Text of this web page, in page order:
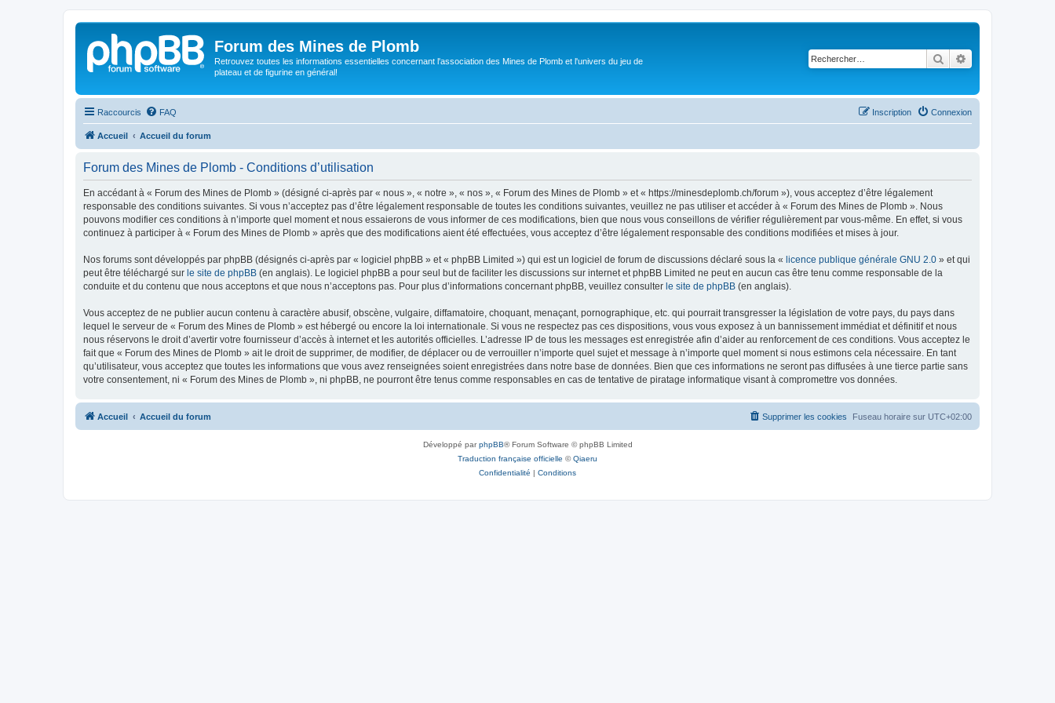
Forum des Mines de Plomb
Retrouvez toutes les informations essentielles concernant l'association des Mines de Plomb et l'univers du jeu de
plateau et de figurine en général!
Rechercher
Raccourcis FAQ Connexion
Inscription
Accueil Accueil du forum
Forum des Mines de Plomb - Conditions d’utilisation
En accédant à « Forum des Mines de Plomb » (désigné ci-après par « nous », « notre », « nos », « Forum des Mines de Plomb » et « https://minesdeplomb.ch/forum »), vous acceptez d’être légalement
responsable des conditions suivantes. Si vous n’acceptez pas d’être légalement responsable de toutes les conditions suivantes, veuillez ne pas utiliser et accéder à « Forum des Mines de Plomb ». Nous
pouvons modifier ces conditions à n’importe quel moment et nous essaierons de vous informer de ces modifications, bien que nous vous conseillons de vérifier régulièrement par vous-même. En effet, si vous
continuez à participer à « Forum des Mines de Plomb » après que des modifications aient été effectuées, vous acceptez d’être légalement responsable des conditions modifiées et mises à jour.
Nos forums sont développés par phpBB (désignés ci-après par « logiciel phpBB » et « phpBB Limited ») qui est un logiciel de forum de discussions déclaré sous la « licence publique générale GNU 2.0 » et qui
peut être téléchargé sur le site de phpBB (en anglais). Le logiciel phpBB a pour seul but de faciliter les discussions sur internet et phpBB Limited ne peut en aucun cas être tenu comme responsable de la
conduite et du contenu que nous acceptons et que nous n’acceptons pas. Pour plus d’informations concernant phpBB, veuillez consulter le site de phpBB (en anglais).
Vous acceptez de ne publier aucun contenu à caractère abusif, obscène, vulgaire, diffamatoire, choquant, menaçant, pornographique, etc. qui pourrait transgresser la législation de votre pays, du pays dans
lequel le serveur de « Forum des Mines de Plomb » est hébergé ou encore la loi internationale. Si vous ne respectez pas ces dispositions, vous vous exposez à un bannissement immédiat et définitif et nous
nous réservons le droit d’avertir votre fournisseur d’accès à internet et les autorités officielles. L’adresse IP de tous les messages est enregistrée afin d’aider au renforcement de ces conditions. Vous acceptez le
fait que « Forum des Mines de Plomb » ait le droit de supprimer, de modifier, de déplacer ou de verrouiller n’importe quel sujet et message à n’importe quel moment si nous estimons cela nécessaire. En tant
qu’utilisateur, vous acceptez que toutes les informations que vous avez renseignées soient enregistrées dans notre base de données. Bien que ces informations ne seront pas diffusées à une tierce partie sans
votre consentement, ni « Forum des Mines de Plomb », ni phpBB, ne pourront être tenus comme responsables en cas de tentative de piratage informatique visant à compromettre vos données.
Accueil Accueil du forum Fuseau horaire sur UTC+02:00
Supprimer les cookies
Développé parphpBB® Forum Software © phpBB Limited
Traduction française officielle ©Qiaeru
Confidentialité | Conditions